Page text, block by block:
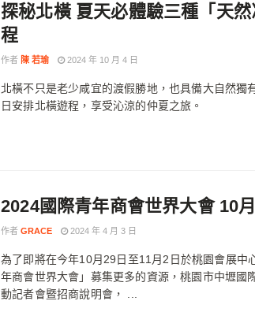
探秘北橫 夏天必體驗三種「天
程
作者 陳 若瑜 2024 年 10 月 4 日
北橫不只是老少咸宜的渡假勝地，也具備大自然獨
日安排北橫遊程，享受沁涼的仲夏之旅。
2024國際青年商會世界大會 10
作者 GRACE 2024 年 4 月 3 日
為了即將在今年10月29日至11月2日於桃園會展中
年商會世界大會」募集更多的資源，桃園市中壢國
動記者會暨招商說明會， ...